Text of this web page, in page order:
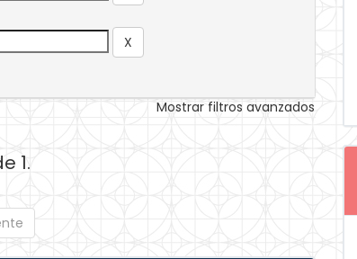
Mostrar filtros avanzados
1.